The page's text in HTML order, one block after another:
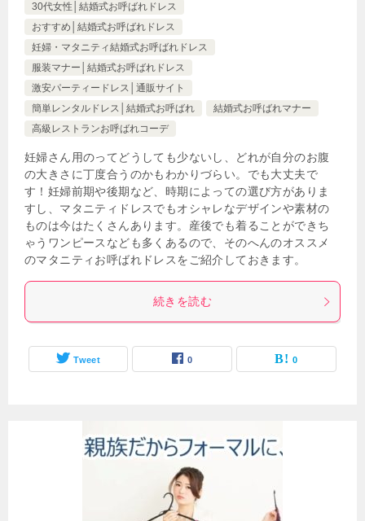
30代女性│結婚式お呼ばれドレス
おすすめ│結婚式お呼ばれドレス
妊婦・マタニティ結婚式お呼ばれドレス
服装マナー│結婚式お呼ばれドレス
激安パーティードレス│通販サイト
簡単レンタルドレス│結婚式お呼ばれ
結婚式お呼ばれマナー
高級レストランお呼ばれコーデ
妊婦さん用のってどうしても少ないし、どれが自分のお腹
の大きさに丁度合うのかもわかりづらい。でも大丈夫で
す！妊婦前期や後期など、時期によっての選び方がありま
すし、マタニティドレスでもオシャレなデザインや素材の
ものは今はたくさんあります。産後でも着ることができち
ゃうワンピースなども多くあるので、そのへんのオススメ
のマタニティお呼ばれドレスをご紹介しておきます。
続きを読む
Tweet 0 0